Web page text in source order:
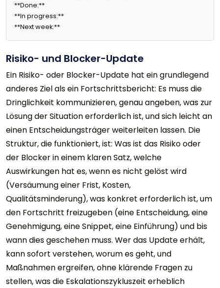
**Done:**
**In progress:**
**Next week:**
Risiko- und Blocker-Update
Ein Risiko- oder Blocker-Update hat ein grundlegend
anderes Ziel als ein Fortschrittsbericht: Es muss die
Dringlichkeit kommunizieren, genau angeben, was zur
Lösung der Situation erforderlich ist, und sich leicht an
einen Entscheidungsträger weiterleiten lassen. Die
Struktur, die funktioniert, ist: Was ist das Risiko oder
der Blocker in einem klaren Satz, welche
Auswirkungen hat es, wenn es nicht gelöst wird
(Versäumung einer Frist, Kosten,
Qualitätsminderung), was konkret erforderlich ist, um
den Fortschritt freizugeben (eine Entscheidung, eine
Genehmigung, eine Snippet, eine Einführung) und bis
wann dies geschehen muss. Wer das Update erhält,
kann sofort verstehen, worum es geht, und
Maßnahmen ergreifen, ohne klärende Fragen zu
stellen, was die Eskalationszykluszeit erheblich